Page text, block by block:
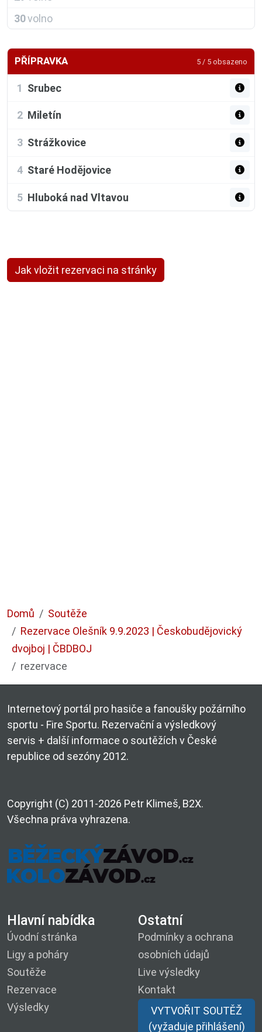
30volno
PŘÍPRAVKA 5 / 5 obsazeno
1 Srubec
2 Miletín
3 Strážkovice
4 Staré Hodějovice
5 Hluboká nad Vltavou
Jak vložit rezervaci na stránky
Domů
Soutěže
Rezervace Olešník 9.9.2023 | Českobudějovický
dvojboj | ČBDBOJ
rezervace
Internetový portál pro hasiče a fanoušky požárního
sportu - Fire Sportu. Rezervační a výsledkový
servis + další informace o soutěžích v České
republice od sezóny 2012.
Copyright (C) 2011-2026 Petr Klimeš, B2X.
Všechna práva vyhrazena.
Hlavní nabídka
Úvodní stránka
Ligy a poháry
Soutěže
Rezervace
Výsledky
Ostatní
Podmínky a ochrana
osobních údajů
Live výsledky
Kontakt
VYTVOŘIT SOUTĚŽ
(vyžaduje přihlášení)